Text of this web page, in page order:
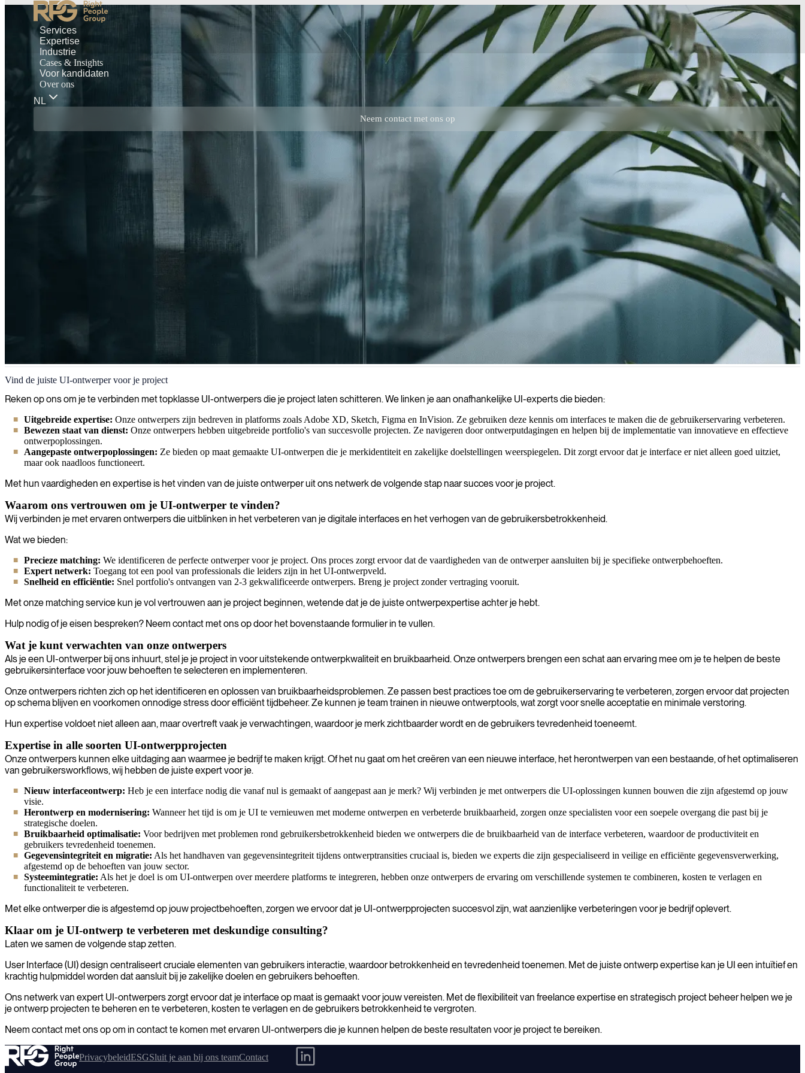
Services
Expertise
Industrie
Cases & Insights
Voor kandidaten
Over ons
NL
Neem contact met ons op
UI-ontwerp
Wij zijn gepassioneerd over het creëren van geweldige gebruikerservaringen en het stroomlijnen van interfaces die uw digitale producten aantrekkelijk, intuïtief en impactvol maken.
Vind de juiste UI-ontwerper voor je project
Reken op ons om je te verbinden met topklasse UI-ontwerpers die je project laten schitteren. We linken je aan onafhankelijke UI-experts die bieden:
Uitgebreide expertise: Onze ontwerpers zijn bedreven in platforms zoals Adobe XD, Sketch, Figma en InVision. Ze gebruiken deze kennis om interfaces te maken die de gebruikerservaring verbeteren.
Bewezen staat van dienst: Onze ontwerpers hebben uitgebreide portfolio's van succesvolle projecten. Ze navigeren door ontwerputdagingen en helpen bij de implementatie van innovatieve en effectieve
ontwerpoplossingen.
Aangepaste ontwerpoplossingen: Ze bieden op maat gemaakte UI-ontwerpen die je merkidentiteit en zakelijke doelstellingen weerspiegelen. Dit zorgt ervoor dat je interface er niet alleen goed uitziet,
maar ook naadloos functioneert.
Met hun vaardigheden en expertise is het vinden van de juiste ontwerper uit ons netwerk de volgende stap naar succes voor je project.
Waarom ons vertrouwen om je UI-ontwerper te vinden?
Wij verbinden je met ervaren ontwerpers die uitblinken in het verbeteren van je digitale interfaces en het verhogen van de gebruikersbetrokkenheid.
Wat we bieden:
Precieze matching: We identificeren de perfecte ontwerper voor je project. Ons proces zorgt ervoor dat de vaardigheden van de ontwerper aansluiten bij je specifieke ontwerpbehoeften.
Expert netwerk: Toegang tot een pool van professionals die leiders zijn in het UI-ontwerpveld.
Snelheid en efficiëntie: Snel portfolio's ontvangen van 2-3 gekwalificeerde ontwerpers. Breng je project zonder vertraging vooruit.
Met onze matching service kun je vol vertrouwen aan je project beginnen, wetende dat je de juiste ontwerpexpertise achter je hebt.
Hulp nodig of je eisen bespreken? Neem contact met ons op door het bovenstaande formulier in te vullen.
Wat je kunt verwachten van onze ontwerpers
Als je een UI-ontwerper bij ons inhuurt, stel je je project in voor uitstekende ontwerpkwaliteit en bruikbaarheid. Onze ontwerpers brengen een schat aan ervaring mee om je te helpen de beste
gebruikersinterface voor jouw behoeften te selecteren en implementeren.
Onze ontwerpers richten zich op het identificeren en oplossen van bruikbaarheidsproblemen. Ze passen best practices toe om de gebruikerservaring te verbeteren, zorgen ervoor dat projecten
op schema blijven en voorkomen onnodige stress door efficiënt tijdbeheer. Ze kunnen je team trainen in nieuwe ontwerptools, wat zorgt voor snelle acceptatie en minimale verstoring.
Hun expertise voldoet niet alleen aan, maar overtreft vaak je verwachtingen, waardoor je merk zichtbaarder wordt en de gebruikers tevredenheid toeneemt.
Expertise in alle soorten UI-ontwerpprojecten
Onze ontwerpers kunnen elke uitdaging aan waarmee je bedrijf te maken krijgt. Of het nu gaat om het creëren van een nieuwe interface, het herontwerpen van een bestaande, of het optimaliseren
van gebruikersworkflows, wij hebben de juiste expert voor je.
Nieuw interfaceontwerp: Heb je een interface nodig die vanaf nul is gemaakt of aangepast aan je merk? Wij verbinden je met ontwerpers die UI-oplossingen kunnen bouwen die zijn afgestemd op jouw
visie.
Herontwerp en modernisering: Wanneer het tijd is om je UI te vernieuwen met moderne ontwerpen en verbeterde bruikbaarheid, zorgen onze specialisten voor een soepele overgang die past bij je
strategische doelen.
Bruikbaarheid optimalisatie: Voor bedrijven met problemen rond gebruikersbetrokkenheid bieden we ontwerpers die de bruikbaarheid van de interface verbeteren, waardoor de productiviteit en
gebruikers tevredenheid toenemen.
Gegevensintegriteit en migratie: Als het handhaven van gegevensintegriteit tijdens ontwerptransities cruciaal is, bieden we experts die zijn gespecialiseerd in veilige en efficiënte gegevensverwerking,
afgestemd op de behoeften van jouw sector.
Systeemintegratie: Als het je doel is om UI-ontwerpen over meerdere platforms te integreren, hebben onze ontwerpers de ervaring om verschillende systemen te combineren, kosten te verlagen en
functionaliteit te verbeteren.
Met elke ontwerper die is afgestemd op jouw projectbehoeften, zorgen we ervoor dat je UI-ontwerpprojecten succesvol zijn, wat aanzienlijke verbeteringen voor je bedrijf oplevert.
Klaar om je UI-ontwerp te verbeteren met deskundige consulting?
Laten we samen de volgende stap zetten.
User Interface (UI) design centraliseert cruciale elementen van gebruikers interactie, waardoor betrokkenheid en tevredenheid toenemen. Met de juiste ontwerp expertise kan je UI een intuïtief en
krachtig hulpmiddel worden dat aansluit bij je zakelijke doelen en gebruikers behoeften.
Ons netwerk van expert UI-ontwerpers zorgt ervoor dat je interface op maat is gemaakt voor jouw vereisten. Met de flexibiliteit van freelance expertise en strategisch project beheer helpen we je
je ontwerp projecten te beheren en te verbeteren, kosten te verlagen en de gebruikers betrokkenheid te vergroten.
Neem contact met ons op om in contact te komen met ervaren UI-ontwerpers die je kunnen helpen de beste resultaten voor je project te bereiken.
PrivacybeleidESGSluit je aan bij ons teamContact